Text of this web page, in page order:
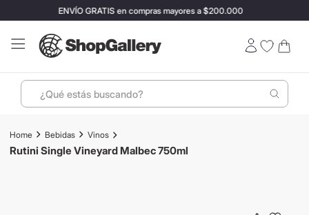
ENVÍO GRATIS en compras mayores a $200.000
¿Qué estás buscando?
Bebidas Vinos
Rutini Single Vineyard Malbec 750ml
1. perfumes